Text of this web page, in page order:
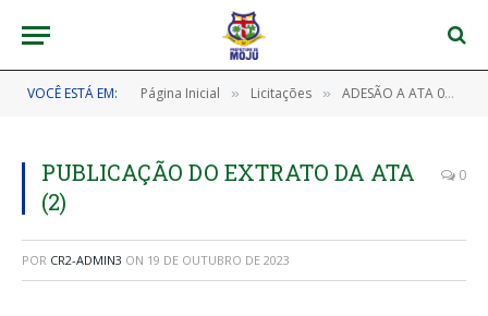
VOCÊ ESTÁ EM: Página Inicial » Licitações » ADESÃO A ATA 002/2022 (ADESÃO A ATA DE REGISTRO DE PREÇOS Nº 20220354, ORIUNDA DO PREGÃO PRESENCIAL SRP Nº 9/2022-033PMRP, GERENCIADA PELA PREFEITURA MUNICIPAL DE RONDON DO PARÁ, OBJETIVANDO A AQUISIÇÃO DE VEÍCULOS AUTOMOTORES TIPO PICK-UP, CABINE CUPLA, 4X4, PARA ATENDIMENTO DA SECRETARIA MUNICIPAL DE EDUCAÇÃO DE MOJU/PA)
PUBLICAÇÃO DO EXTRATO DA ATA
(2)
0
POR CR2-ADMIN3 ON 19 DE OUTUBRO DE 2023